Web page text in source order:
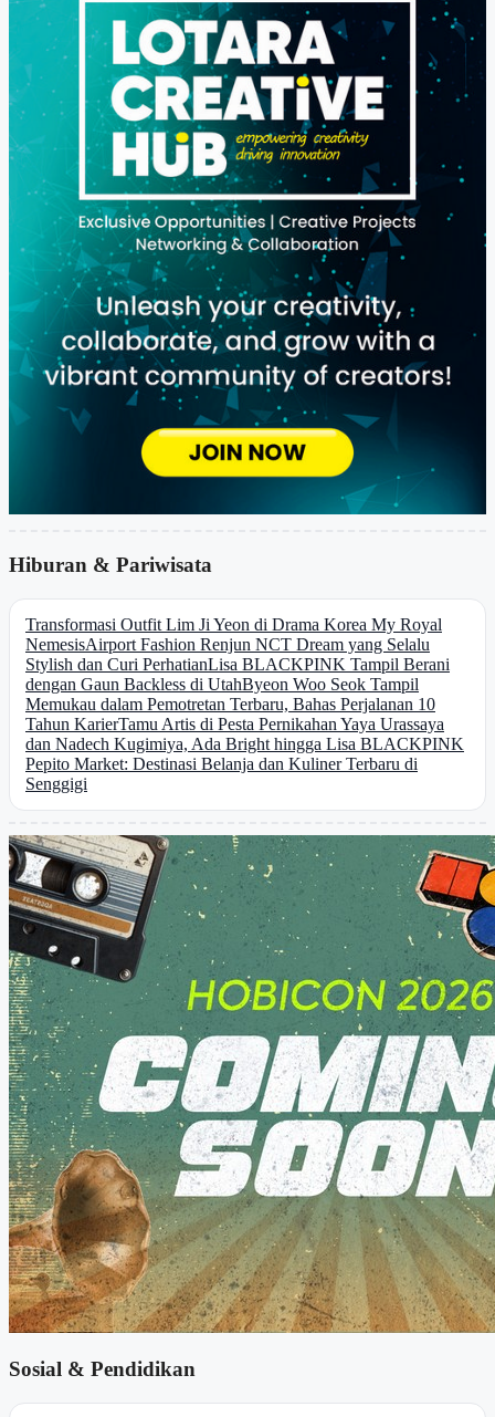
Hiburan & Pariwisata
Transformasi Outfit Lim Ji Yeon di Drama Korea My Royal
NemesisAirport Fashion Renjun NCT Dream yang Selalu
Stylish dan Curi PerhatianLisa BLACKPINK Tampil Berani
dengan Gaun Backless di UtahByeon Woo Seok Tampil
Memukau dalam Pemotretan Terbaru, Bahas Perjalanan 10
Tahun KarierTamu Artis di Pesta Pernikahan Yaya Urassaya
dan Nadech Kugimiya, Ada Bright hingga Lisa BLACKPINK
Pepito Market: Destinasi Belanja dan Kuliner Terbaru di
Senggigi
Sosial & Pendidikan